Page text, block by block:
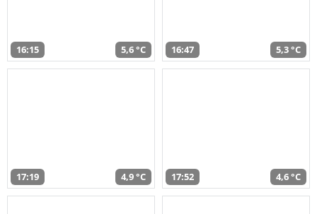
16:15 5,6 °C 16:47 5,3 °C
17:19 4,9 °C 17:52 4,6 °C